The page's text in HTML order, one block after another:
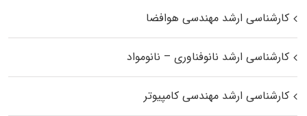
کارشناسی ارشد مهندسی هوافضا
کارشناسی ارشد نانوفناوری – نانومواد
کارشناسی ارشد مهندسی کامپیوتر